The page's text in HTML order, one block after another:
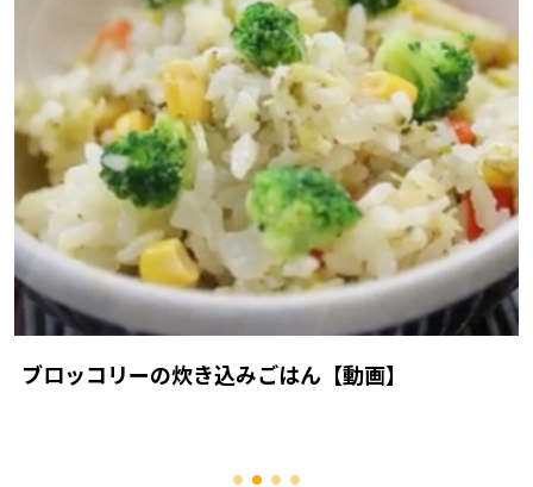
ブロッコリーの炊き込みごはん【動画】